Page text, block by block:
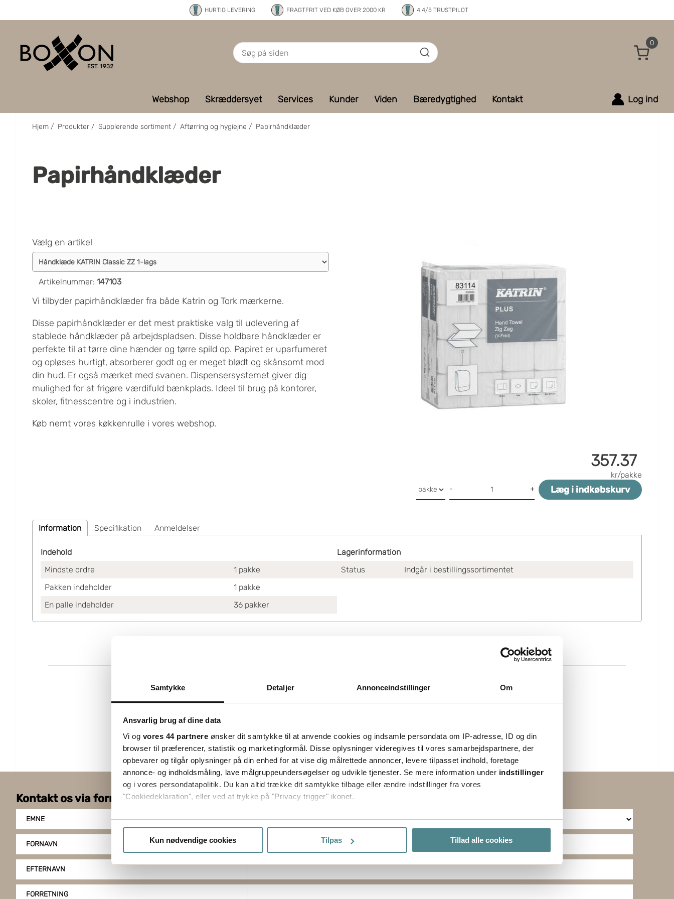
Samtykke Detaljer Annonceindstillinger Om
Ansvarlig brug af dine data
Vi og vores 44 partnere ønsker dit samtykke til at anvende cookies og indsamle persondata om IP-adresse, ID og din
browser til præferencer, statistik og marketingformål. Disse oplysninger videregives til vores samarbejdspartnere, der
opbevarer og tilgår oplysninger på din enhed for at vise dig målrettede annoncer, levere tilpasset indhold, foretage
annonce- og indholdsmåling, lave målgruppeundersøgelser og udvikle tjenester. Se mere information under indstillinger
og i vores persondatapolitik. Du kan altid trække dit samtykke tilbage eller ændre indstillinger fra vores
"Cookiedeklaration", eller ved at trykke på "Privacy trigger" ikonet.
Hvis du tillader det, vil vi også gerne:
Identificere din enhed baseret på en scanning af dens unikke karakteristika (fingerprinting)
Boxon bruger cookies til at optimere hjemmesidens funktionalitet og optimere din brugeroplevelse. Ved at tillade cookies
Kun nødvendige cookies Tilpas Tillad alle cookies
HURTIG LEVERING FRAGTFRIT VED KØB OVER 2000 KR 4.4/5 TRUSTPILOT
0
Webshop Skræddersyet Services Kunder Viden Bæredygtighed Kontakt Log ind
Hjem / Produkter / Supplerende sortiment / Aftørring og hygiejne / Papirhåndklæder
Papirhåndklæder
Vælg en artikel
Artikelnummer: 147103
Vi tilbyder papirhåndklæder fra både Katrin og Tork mærkerne.
Disse papirhåndklæder er det mest praktiske valg til udlevering af
stablede håndklæder på arbejdspladsen. Disse holdbare håndklæder er
perfekte til at tørre dine hænder og tørre spild op. Papiret er uparfumeret
og opløses hurtigt, absorberer godt og er meget blødt og skånsomt mod
din hud. Er også mærket med svanen. Dispensersystemet giver dig
mulighed for at frigøre værdifuld bænkplads. Ideel til brug på kontorer,
skoler, fitnesscentre og i industrien.
Køb nemt vores køkkenrulle i vores webshop.
357.37
kr/pakke
- + Læg i indkøbskurv
Information Specifikation Anmeldelser
Indehold
Mindste ordre
1 pakke
Pakken indeholder
1 pakke
En palle indeholder
36 pakker
Lagerinformation
Status
Indgår i bestillingssortimentet
Kontakt os via formularen
EMNE
FORNAVN
EFTERNAVN
FORRETNING